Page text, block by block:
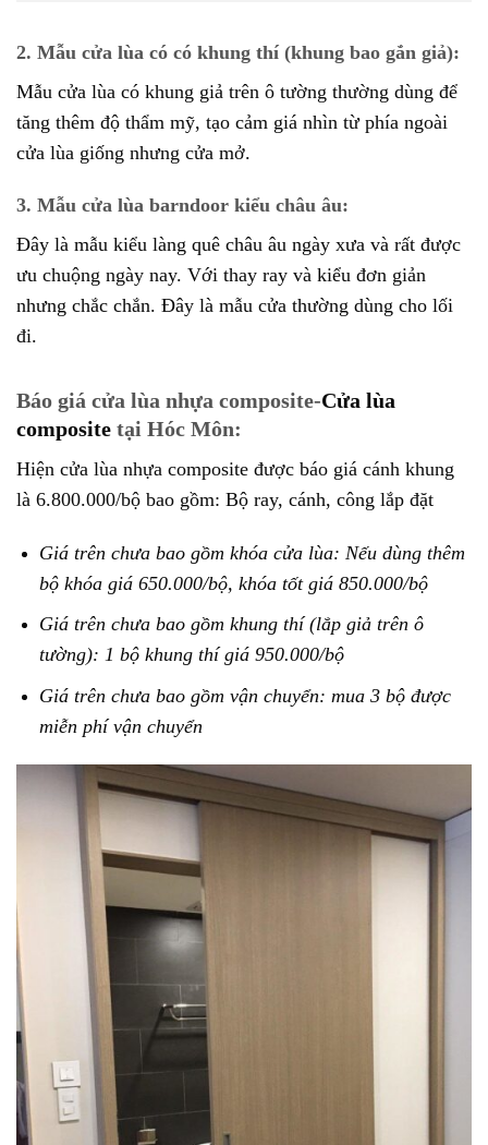
2. Mẫu cửa lùa có có khung thí (khung bao gắn giả):
Mẫu cửa lùa có khung giả trên ô tường thường dùng để
tăng thêm độ thẩm mỹ, tạo cảm giá nhìn từ phía ngoài
cửa lùa giống nhưng cửa mở.
3. Mẫu cửa lùa barndoor kiểu châu âu:
Đây là mẫu kiểu làng quê châu âu ngày xưa và rất được
ưu chuộng ngày nay. Với thay ray và kiểu đơn giản
nhưng chắc chắn. Đây là mẫu cửa thường dùng cho lối
đi.
Báo giá cửa lùa nhựa composite-Cửa lùa
composite tại Hóc Môn:
Hiện cửa lùa nhựa composite được báo giá cánh khung
là 6.800.000/bộ bao gồm: Bộ ray, cánh, công lắp đặt
Giá trên chưa bao gồm khóa cửa lùa: Nếu dùng thêm
bộ khóa giá 650.000/bộ, khóa tốt giá 850.000/bộ
Giá trên chưa bao gồm khung thí (lắp giả trên ô
tường): 1 bộ khung thí giá 950.000/bộ
Giá trên chưa bao gồm vận chuyển: mua 3 bộ được
miễn phí vận chuyển